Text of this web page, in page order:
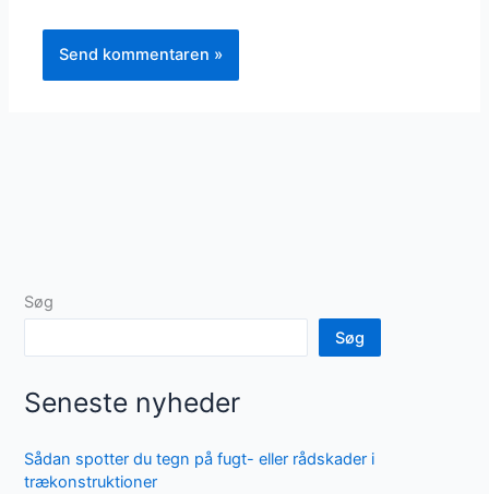
Søg
Søg
Seneste nyheder
Sådan spotter du tegn på fugt- eller rådskader i
trækonstruktioner